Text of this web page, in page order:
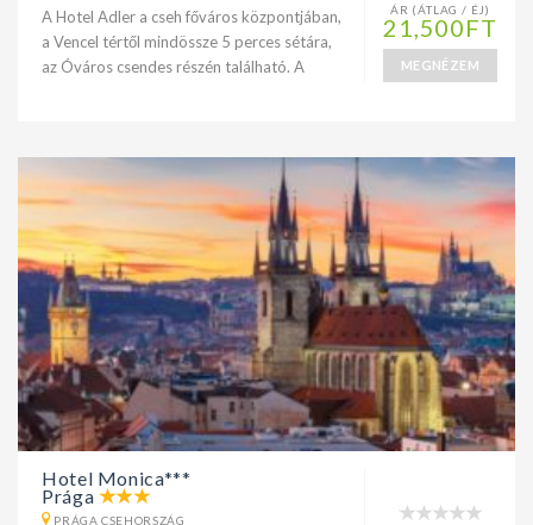
A Hotel Adler a cseh főváros központjában,
a Vencel tértől mindössze 5 perces sétára,
az Óváros csendes részén található. A
ÁR (ÁTLAG / ÉJ)
21,500FT
MEGNÉZEM
Hotel Monica***
Prága
PRÁGA CSEHORSZÁG